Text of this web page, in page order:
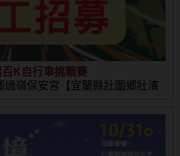
百K自行車挑戰賽
過嶺保安宮【宜蘭縣壯圍鄉壯濱